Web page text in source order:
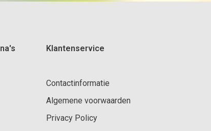
Klantenservice
Contactinformatie
Algemene voorwaarden
Privacy Policy